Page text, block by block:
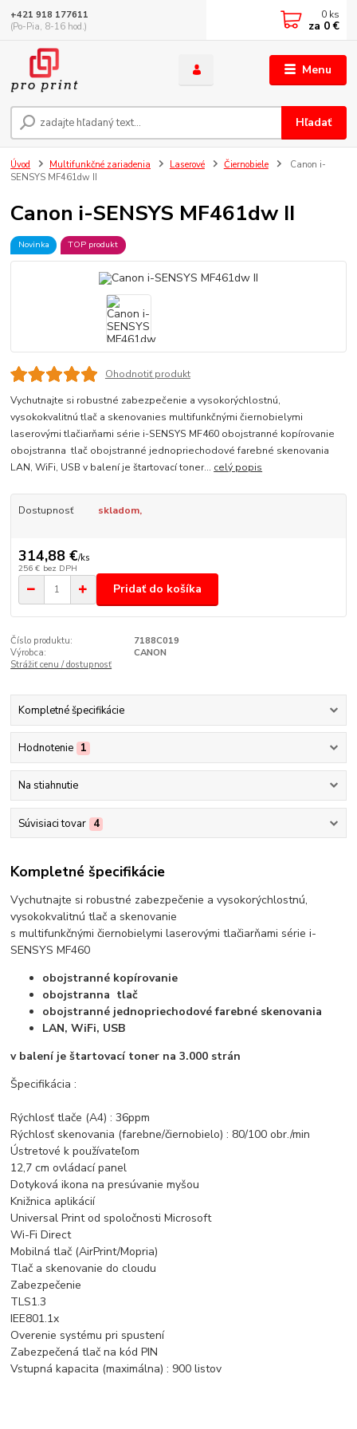
Menu
Hľadať
+421 918 177611
(Po-Pia, 8-16 hod.)
0 ks
za 0 €
Úvod Multifunkčné zariadenia Laserové Čiernobiele
Canon i-
SENSYS MF461dw II
Canon i-SENSYS MF461dw II
Novinka TOP produkt
Ohodnotiť produkt
Vychutnajte si robustné zabezpečenie a vysokorýchlostnú,
vysokokvalitnú tlač a skenovanies multifunkčnými čiernobielymi
laserovými tlačiarňami série i-SENSYS MF460 obojstranné kopírovanie
obojstranna tlač obojstranné jednopriechodové farebné skenovania
LAN, WiFi, USB v balení je štartovací toner... celý popis
Dostupnosť skladom,
314,88 €/ks
256 € bez DPH
Pridať do košíka
Číslo produktu:
7188C019
Výrobca:
CANON
Strážiť cenu / dostupnosť
Kompletné špecifikácie
Hodnotenie 1
Na stiahnutie
Súvisiaci tovar 4
Kompletné špecifikácie
Vychutnajte si robustné zabezpečenie a vysokorýchlostnú,
vysokokvalitnú tlač a skenovanie
s multifunkčnými čiernobielymi laserovými tlačiarňami série i-
SENSYS MF460
obojstranné kopírovanie
obojstranna tlač
obojstranné jednopriechodové farebné skenovania
LAN, WiFi, USB
v balení je štartovací toner na 3.000 strán
Špecifikácia :
Rýchlosť tlače (A4) : 36ppm
Rýchlosť skenovania (farebne/čiernobielo) : 80/100 obr./min
Ústretové k používateľom
12,7 cm ovládací panel
Dotyková ikona na presúvanie myšou
Knižnica aplikácií
Universal Print od spoločnosti Microsoft
Wi-Fi Direct
Mobilná tlač (AirPrint/Mopria)
Tlač a skenovanie do cloudu
Zabezpečenie
TLS1.3
IEE801.1x
Overenie systému pri spustení
Zabezpečená tlač na kód PIN
Vstupná kapacita (maximálna) : 900 listov